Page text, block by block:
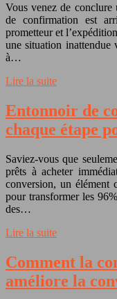
Vous venez de
de confirmation est
prometteur et
une situation inattendue
à…
Lire la suite
Entonnoir de
chaque étape
Saviez-vous que
prêts à acheter
conversion, un élément
pour transformer les
des…
Lire la suite
Comment la
améliore la